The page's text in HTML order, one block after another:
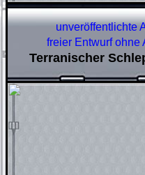
unveröffentlichte
freier Entwurf ohne
Terranischer